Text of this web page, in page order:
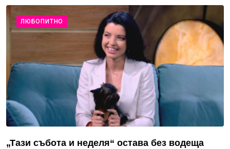
ЛЮБОПИТНО
„Тази събота и неделя“ остава без водеща